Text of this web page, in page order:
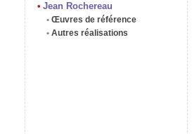
Jean Rochereau
Œuvres de référence
Autres réalisations